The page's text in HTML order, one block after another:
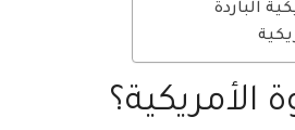
الباردة
الأمريكية؟